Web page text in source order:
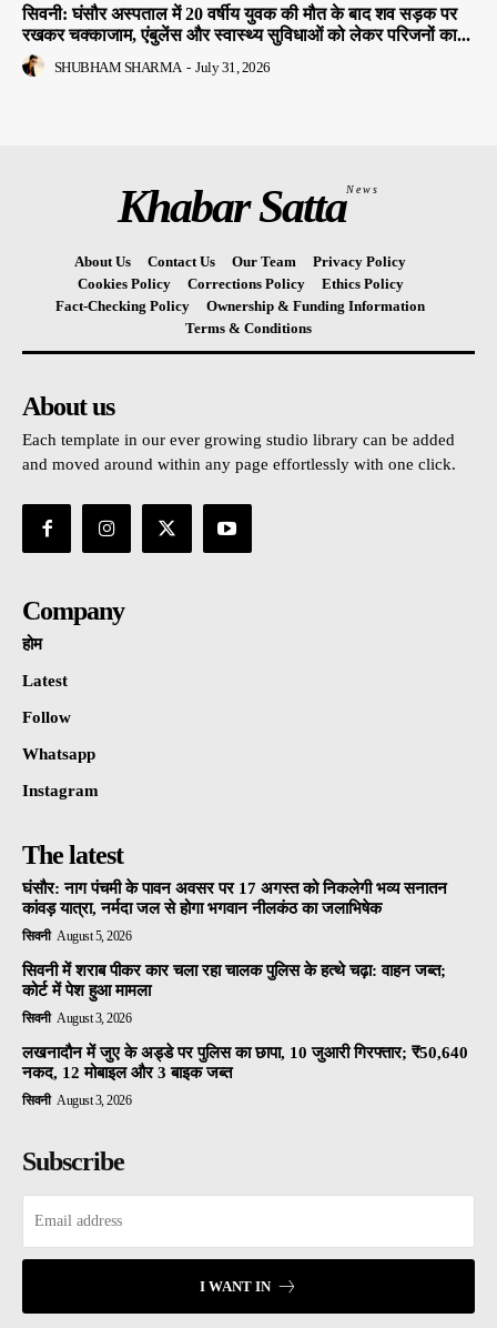
सिवनी: घंसौर अस्पताल में 20 वर्षीय युवक की मौत के बाद शव सड़क पर
रखकर चक्काजाम, एंबुलेंस और स्वास्थ्य सुविधाओं को लेकर परिजनों का...
SHUBHAM SHARMA - July 31, 2026
Khabar SattaNews
About Us Contact Us Our Team
Privacy Policy
Cookies Policy
Corrections Policy
Ethics Policy
Fact-Checking Policy
Ownership & Funding Information
Terms & Conditions
About us
Each template in our ever growing studio library can be added
and moved around within any page effortlessly with one click.
Company
होम
Latest
Follow
Whatsapp
Instagram
The latest
घंसौर: नाग पंचमी के पावन अवसर पर 17 अगस्त को निकलेगी भव्य सनातन
कांवड़ यात्रा, नर्मदा जल से होगा भगवान नीलकंठ का जलाभिषेक
सिवनी August 5, 2026
सिवनी में शराब पीकर कार चला रहा चालक पुलिस के हत्थे चढ़ा: वाहन जब्त;
कोर्ट में पेश हुआ मामला
सिवनी August 3, 2026
लखनादौन में जुए के अड्डे पर पुलिस का छापा, 10 जुआरी गिरफ्तार; ₹50,640
नकद, 12 मोबाइल और 3 बाइक जब्त
सिवनी August 3, 2026
Subscribe
I WANT IN